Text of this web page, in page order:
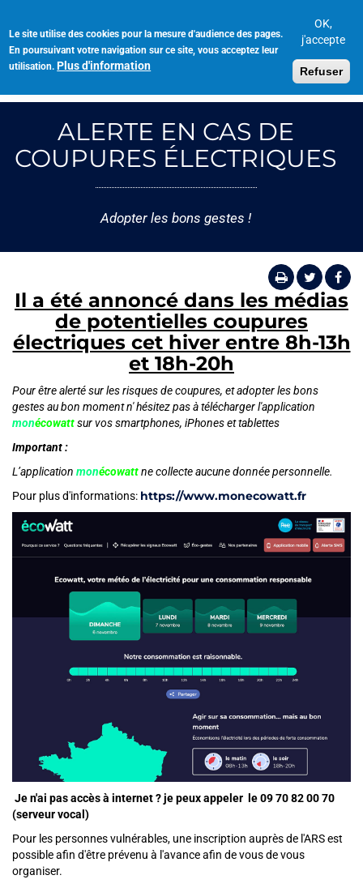
Le site utilise des cookies pour la mesure d'audience des pages.
En poursuivant votre navigation sur ce site, vous acceptez leur
utilisation. Plus d'information
OK,
j'accepte
Refuser
contenu
principal
ALERTE EN CAS DE
COUPURES ÉLECTRIQUES
Adopter les bons gestes !
Il a été annoncé dans les médias
de potentielles coupures
électriques cet hiver entre 8h-13h
et 18h-20h
Pour être alerté sur les risques de coupures, et adopter les bons
gestes au bon moment n' hésitez pas à télécharger l'application
monécowattsur vos smartphones, iPhones et tablettes
Important :
L’application monécowattne collecte aucune donnée personnelle.
Pour plus d'informations: https://www.monecowatt.fr
Je n'ai pas accès à internet ? je peux appeler le 09 70 82 00 70
(serveur vocal)
Pour les personnes vulnérables, une inscription auprès de l'ARS est
possible afin d'être prévenu à l'avance afin de vous de vous
organiser.